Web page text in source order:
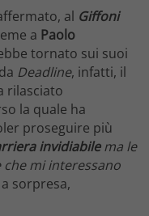
al Giffoni
a Paolo
tornato sui suoi
Deadline, infatti, il
rilasciato
la quale ha
proseguire più
invidiabilema le
mi interessano
sorpresa,